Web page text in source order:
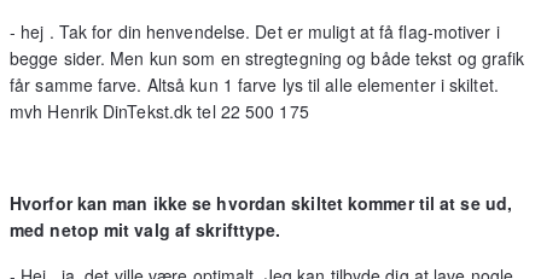
- hej . Tak for din henvendelse. Det er muligt at få flag-motiver i
begge sider. Men kun som en stregtegning og både tekst og grafik
får samme farve. Altså kun 1 farve lys til alle elementer i skiltet.
mvh Henrik DinTekst.dk tel 22 500 175
Hvorfor kan man ikke se hvordan skiltet kommer til at se ud,
med netop mit valg af skrifttype.